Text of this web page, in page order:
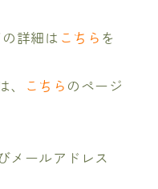
詳細は こちら を
、
こちら のページ
メールアドレス